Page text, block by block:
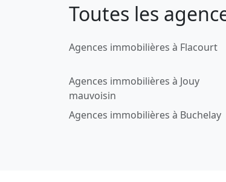
Toutes les
Agences immobilières à Flacourt
Agences immobilières à Jouy
mauvoisin
Agences immobilières à Buchelay